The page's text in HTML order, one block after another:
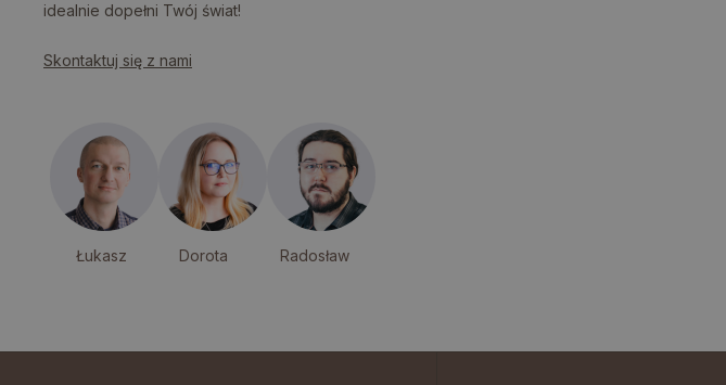
idealnie dopełni Twój świat!
Skontaktuj się z nami
Łukasz Dorota Radosław